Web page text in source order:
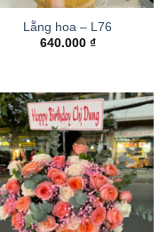
Lẵng hoa – L76
640.000 ₫